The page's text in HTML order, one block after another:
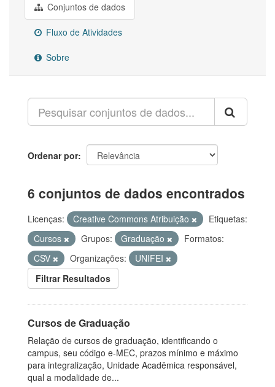
Conjuntos de dados
Fluxo de Atividades
Sobre
Ordenar por
6 conjuntos de dados encontrados
Licenças: Creative Commons Atribuição
Etiquetas:
Cursos
Grupos: Graduação
Formatos:
CSV
Organizações:
UNIFEI
Filtrar Resultados
Cursos de Graduação
Relação de cursos de graduação, identificando o
campus, seu código e-MEC, prazos mínimo e máximo
para integralização, Unidade Acadêmica responsável,
qual a modalidade de...